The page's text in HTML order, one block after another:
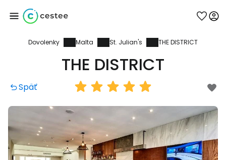
Dovolenky Malta St. Julian's THE DISTRICT
THE DISTRICT
Späť
Prihláste sa do
služby Cestee
Pokračovať so službou Google